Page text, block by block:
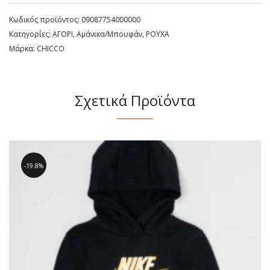
Κωδικός προϊόντος: 09087754000000
Κατηγορίες: ΑΓΟΡΙ, Αμάνικα/Μπουφάν, ΡΟΥΧΑ
Μάρκα: CHICCO
Σχετικά Προϊόντα
19.8%